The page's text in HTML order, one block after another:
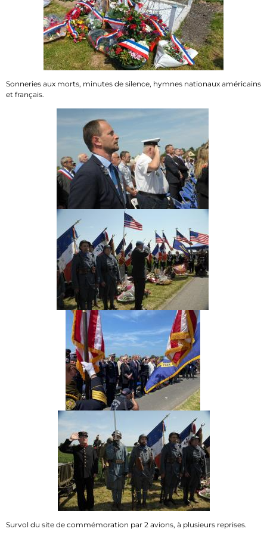
Sonneries aux morts, minutes de silence, hymnes nationaux américains
et français.
Survol du site de commémoration par 2 avions, à plusieurs reprises.